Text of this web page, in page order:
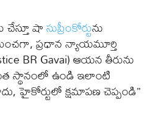
చేస్తూ షాసుప్రీంకోర్టును
ప్రధాన న్యాయమూర్తి
BR Gavai) ఆయన తీరును
స్థానంలో ఉండి ఇలాంటి
హైకోర్టులో క్షమాపణ చెప్పండి’’